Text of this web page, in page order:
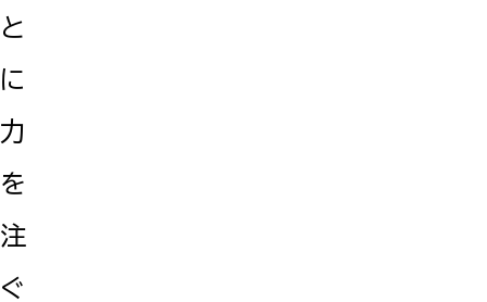
と
に
力
を
注
ぐ